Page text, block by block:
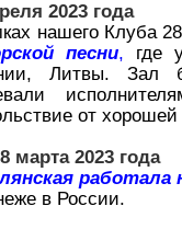
2023 года
нашего Клуба
песни, где
Литвы. Зал
от
марта 2023 года
в России.